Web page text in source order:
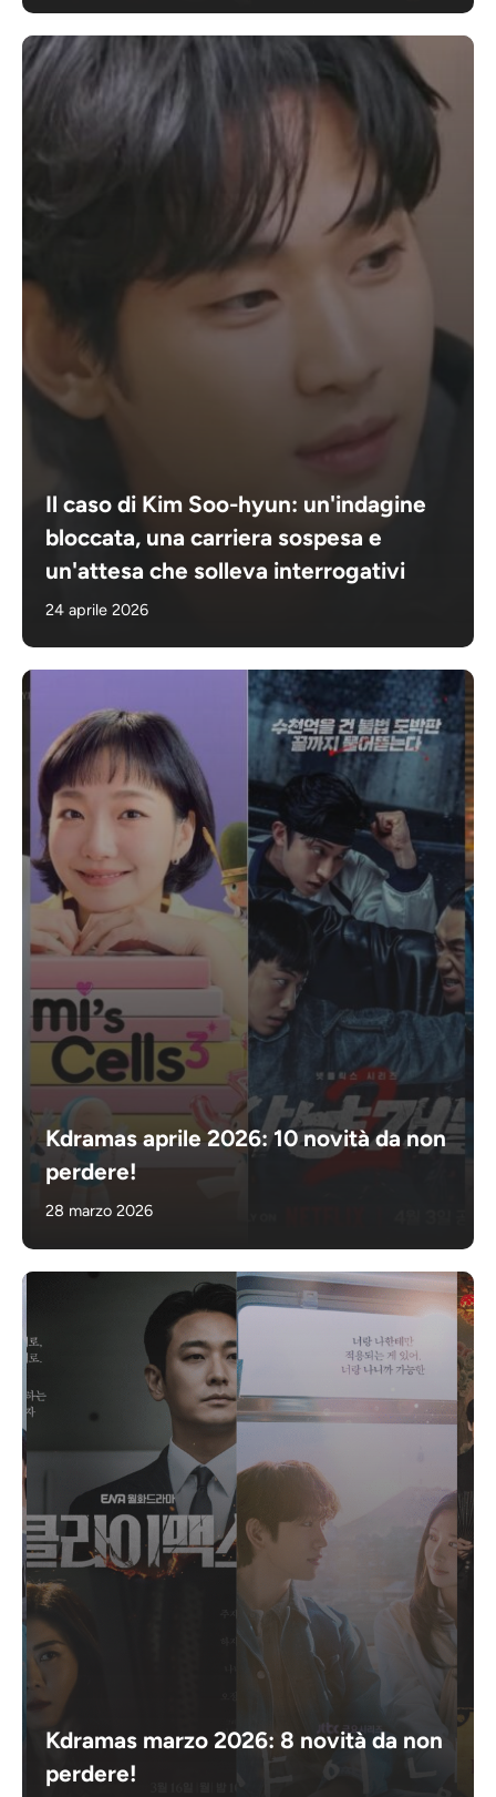
Il caso di Kim Soo-hyun: un'indagine
bloccata, una carriera sospesa e
un'attesa che solleva interrogativi
24 aprile 2026
Kdramas aprile 2026: 10 novità da non
perdere!
28 marzo 2026
Kdramas marzo 2026: 8 novità da non
perdere!